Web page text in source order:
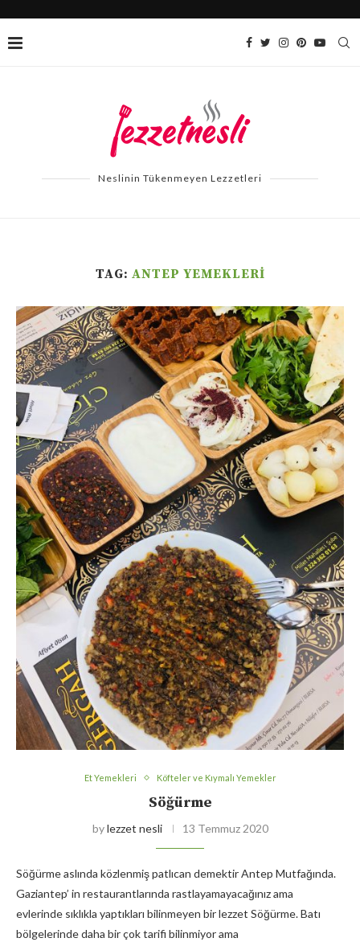
Neslinin Tükenmeyen Lezzetleri
TAG: ANTEP YEMEKLERI
Et Yemekleri Köfteler ve Kıymalı Yemekler
Söğürme
bylezzet nesli 13 Temmuz 2020
Söğürme aslında közlenmiş patlıcan demektir Antep Mutfağında.
Gaziantep’ in restaurantlarında rastlayamayacağınız ama
evlerinde sıklıkla yaptıkları bilinmeyen bir lezzet Söğürme. Batı
bölgelerinde daha bir çok tarifi bilinmiyor ama